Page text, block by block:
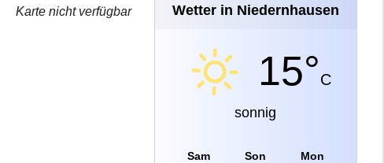
Karte nicht verfügbar Wetter in Niedernhausen
15°C
sonnig
Sam Son Mon